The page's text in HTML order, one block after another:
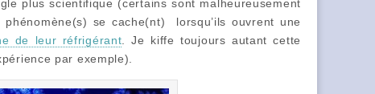
plus scientifique (certains sont malheureusement
se cache(nt) lorsqu’ils ouvrent une
de leur réfrigérant. Je kiffe toujours autant cette
par exemple).